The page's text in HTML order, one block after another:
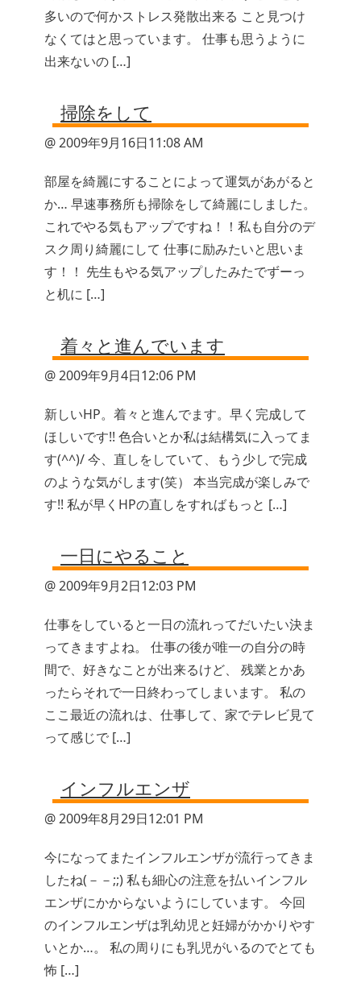
多いので何かストレス発散出来る こと見つけ
なくてはと思っています。 仕事も思うように
出来ないの […]
掃除をして
@ 2009年9月16日11:08 AM
部屋を綺麗にすることによって運気があがると
か… 早速事務所も掃除をして綺麗にしました。
これでやる気もアップですね！！私も自分のデ
スク周り綺麗にして 仕事に励みたいと思いま
す！！ 先生もやる気アップしたみたでずーっ
と机に […]
着々と進んでいます
@ 2009年9月4日12:06 PM
新しいHP。着々と進んでます。早く完成して
ほしいです!! 色合いとか私は結構気に入ってま
す(^^)/ 今、直しをしていて、もう少しで完成
のような気がします(笑） 本当完成が楽しみで
す!! 私が早くHPの直しをすればもっと […]
一日にやること
@ 2009年9月2日12:03 PM
仕事をしていると一日の流れってだいたい決ま
ってきますよね。 仕事の後が唯一の自分の時
間で、好きなことが出来るけど、 残業とかあ
ったらそれで一日終わってしまいます。 私の
ここ最近の流れは、仕事して、家でテレビ見て
って感じで […]
インフルエンザ
@ 2009年8月29日12:01 PM
今になってまたインフルエンザが流行ってきま
したね(－－;;) 私も細心の注意を払いインフル
エンザにかからないようにしています。 今回
のインフルエンザは乳幼児と妊婦がかかりやす
いとか…。 私の周りにも乳児がいるのでとても
怖 […]